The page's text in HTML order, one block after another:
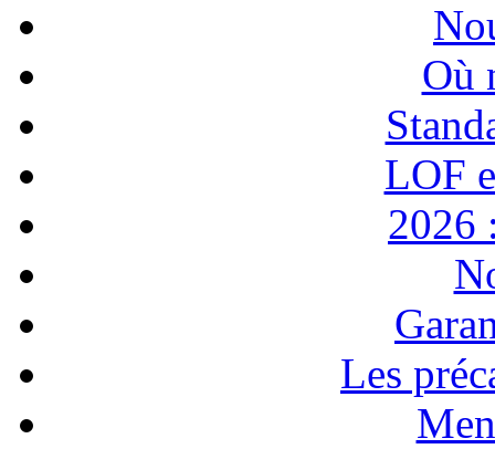
Où
LOF
2026
Les